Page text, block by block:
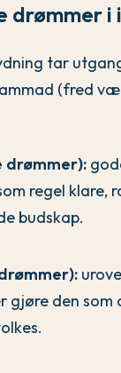
drømmer i
tar
(fred
drømmer):
regel klare,
budskap.
gjøre den